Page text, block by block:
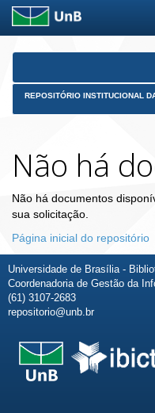
Skip
REPOSITÓRIO INSTITUCIONAL
Não há
Não há documentos
sua solicitação.
Página inicial do repositório
Universidade de Brasília -
Coordenadoria de Gestão da
(61) 3107-2683
repositorio@unb.br